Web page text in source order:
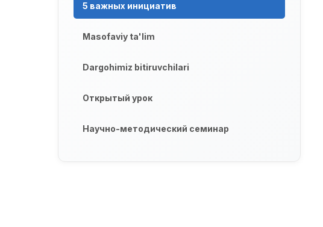
5 важных инициатив
Masofaviy ta'lim
Dargohimiz bitiruvchilari
Открытый урок
Научно-методический семинар